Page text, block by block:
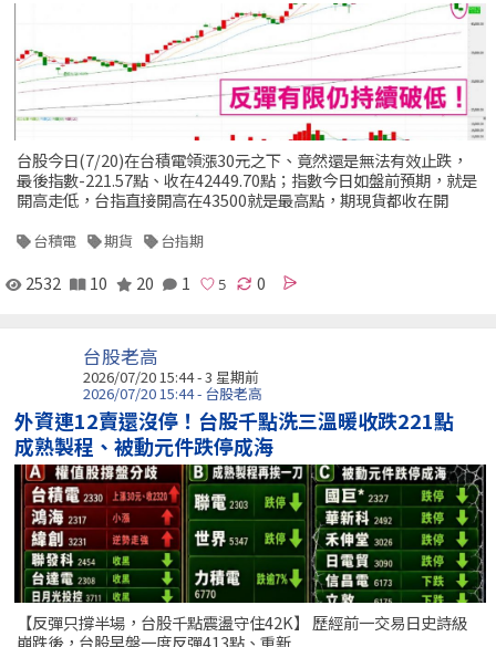
台股今日(7/20)在台積電領漲30元之下、竟然還是無法有效止跌，
最後指數-221.57點、收在42449.70點；指數今日如盤前預期，就是
開高走低，台指直接開高在43500就是最高點，期現貨都收在開
台積電 期貨 台指期
2532 10 20 1 0
台股老高
2026/07/20 15:44 - 3 星期前
2026/07/20 15:44 - 台股老高
外資連12賣還沒停！台股千點洗三溫暖收跌221點
成熟製程、被動元件跌停成海
【反彈只撐半場，台股千點震盪守住42K】 歷經前一交易日史詩級
崩跌後，台股早盤一度反彈413點、重新